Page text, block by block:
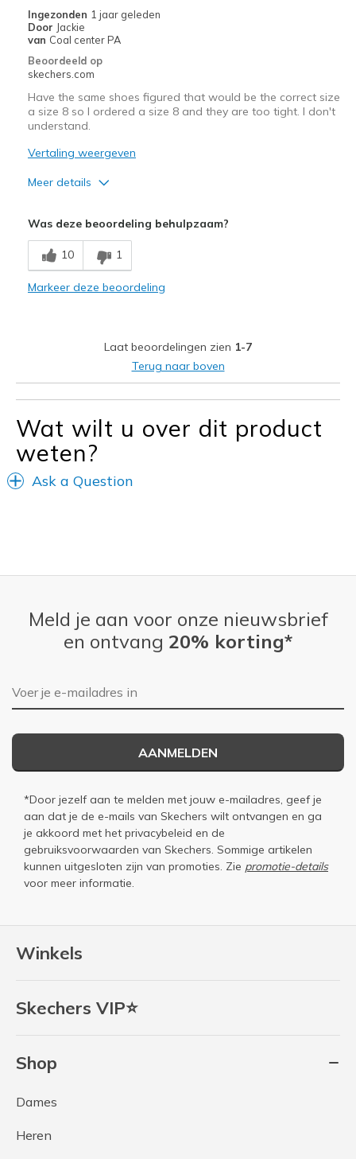
Width
Feels true to width
Sizing
View On Shoes
Ingezonden 1 jaar geleden
Door Jackie
van Coal center PA
Beoordeeld op
skechers.com
Have the same shoes figured that would be the correct size
a size 8 so I ordered a size 8 and they are too tight. I don't
understand.
Vertaling weergeven
Meer details
Sizing
Feels full size too small
Was deze beoordeling behulpzaam?
10 1
Markeer deze beoordeling
Laat beoordelingen zien 1-7
Terug naar boven
Wat wilt u over dit product
weten?
Ask a Question
Winkels
Skechers VIP⭐
Shop
Dames
Heren
Meld je aan voor onze nieuwsbrief
en ontvang 20% korting*
E-mailadres
AANMELDEN
*Door jezelf aan te melden met jouw e-mailadres, geef je
aan dat je de e-mails van Skechers wilt ontvangen en ga
je akkoord met het privacybeleid en de
gebruiksvoorwaarden van Skechers. Sommige artikelen
kunnen uitgesloten zijn van promoties. Zie promotie-details
voor meer informatie.